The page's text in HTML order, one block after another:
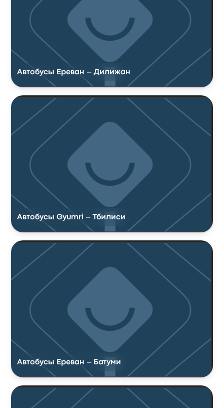
Автобусы Ереван – Дилижан
Автобусы Gyumri – Тбилиси
Автобусы Ереван – Батуми